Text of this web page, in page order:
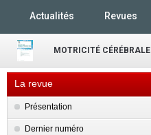
Actualités Revues
MOTRICITÉ CÉRÉBRALE
La revue
Présentation
Dernier numéro